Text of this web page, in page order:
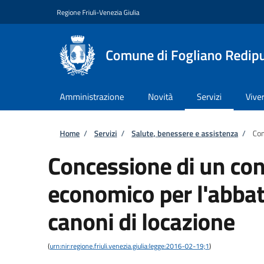
Regione Friuli-Venezia Giulia
Comune di Fogliano
Amministrazione Novità Servizi
Briciole di pane
Home / Servizi / Salute, benessere e assistenza /
Concessione di un
economico per
canoni di locazione
(urn:nir:regione.friuli.venezia.giulia:legge:2016-02-19;1)